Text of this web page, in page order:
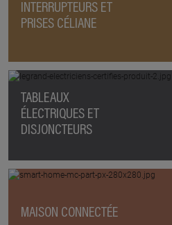
INTERRUPTEURS ET
PRISES CÉLIANE
TABLEAUX
ÉLECTRIQUES ET
DISJONCTEURS
MAISON CONNECTÉE